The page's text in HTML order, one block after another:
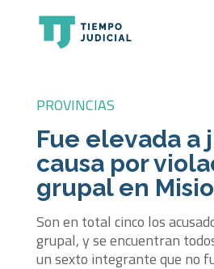
PROVINCIAS
Fue elevada a
causa por
grupal en
Son en total cinco los
grupal, y se encuentran
un sexto integrante que no